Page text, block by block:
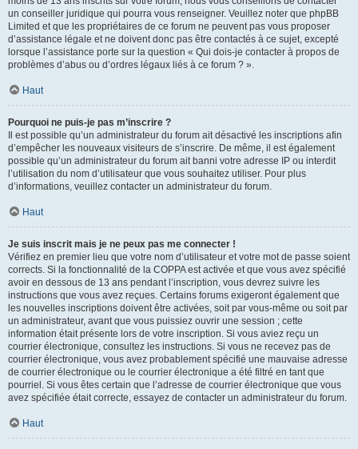
un conseiller juridique qui pourra vous renseigner. Veuillez noter que phpBB
Limited et que les propriétaires de ce forum ne peuvent pas vous proposer
d’assistance légale et ne doivent donc pas être contactés à ce sujet, excepté
lorsque l’assistance porte sur la question « Qui dois-je contacter à propos de
problèmes d’abus ou d’ordres légaux liés à ce forum ? ».
Haut
Pourquoi ne puis-je pas m’inscrire ?
Il est possible qu’un administrateur du forum ait désactivé les inscriptions afin
d’empêcher les nouveaux visiteurs de s’inscrire. De même, il est également
possible qu’un administrateur du forum ait banni votre adresse IP ou interdit
l’utilisation du nom d’utilisateur que vous souhaitez utiliser. Pour plus
d’informations, veuillez contacter un administrateur du forum.
Haut
Je suis inscrit mais je ne peux pas me connecter !
Vérifiez en premier lieu que votre nom d’utilisateur et votre mot de passe soient
corrects. Si la fonctionnalité de la COPPA est activée et que vous avez spécifié
avoir en dessous de 13 ans pendant l’inscription, vous devrez suivre les
instructions que vous avez reçues. Certains forums exigeront également que
les nouvelles inscriptions doivent être activées, soit par vous-même ou soit par
un administrateur, avant que vous puissiez ouvrir une session ; cette
information était présente lors de votre inscription. Si vous aviez reçu un
courrier électronique, consultez les instructions. Si vous ne recevez pas de
courrier électronique, vous avez probablement spécifié une mauvaise adresse
de courrier électronique ou le courrier électronique a été filtré en tant que
pourriel. Si vous êtes certain que l’adresse de courrier électronique que vous
avez spécifiée était correcte, essayez de contacter un administrateur du forum.
Haut